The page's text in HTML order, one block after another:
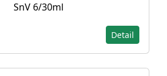
SnV 6/30ml
Detail